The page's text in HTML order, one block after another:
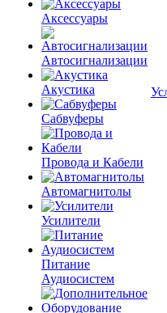
Аксессуары
Автосигнализации
Акустика
Сабвуферы
Провода и Кабели
Автомагнитолы
Усилители
Питание
Аудиосистем